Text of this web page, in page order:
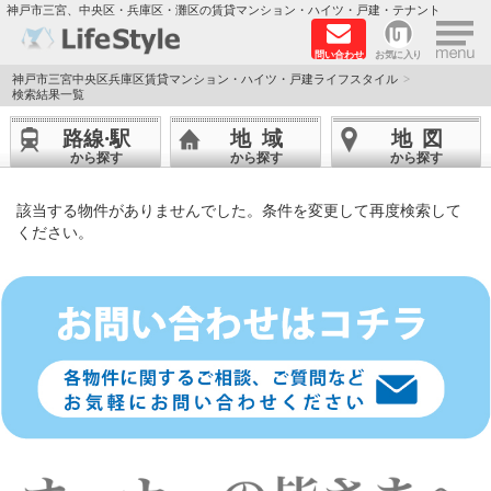
神戸市三宮、中央区・兵庫区・灘区の賃貸マンション・ハイツ・戸建・テナント
問い合わせ お気に入り ×
TOPページ
神戸の単身向けマンション特集
敷金·礼金0円特集
保証人不要
高級賃貸
リノベーション物件
ペット飼育可能
神戸市三宮中央区兵庫区賃貸マンション・ハイツ・戸建ライフスタイル
検索結果一覧
路線·駅
から探す
地域
から探す
地図
から探す
該当する物件がありませんでした。条件を変更して再度検索して
ください。